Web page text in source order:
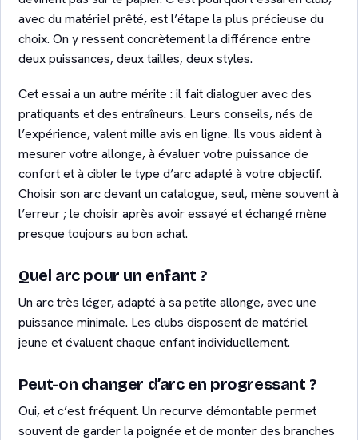
avec du matériel prêté, est l’étape la plus précieuse du
choix. On y ressent concrètement la différence entre
deux puissances, deux tailles, deux styles.
Cet essai a un autre mérite : il fait dialoguer avec des
pratiquants et des entraîneurs. Leurs conseils, nés de
l’expérience, valent mille avis en ligne. Ils vous aident à
mesurer votre allonge, à évaluer votre puissance de
confort et à cibler le type d’arc adapté à votre objectif.
Choisir son arc devant un catalogue, seul, mène souvent à
l’erreur ; le choisir après avoir essayé et échangé mène
presque toujours au bon achat.
Quel arc pour un enfant ?
Un arc très léger, adapté à sa petite allonge, avec une
puissance minimale. Les clubs disposent de matériel
jeune et évaluent chaque enfant individuellement.
Peut-on changer d’arc en progressant ?
Oui, et c’est fréquent. Un recurve démontable permet
souvent de garder la poignée et de monter des branches